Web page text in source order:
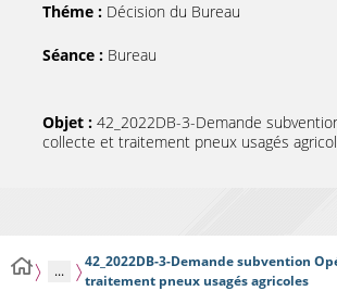
Théme : Décision du Bureau
Séance : Bureau
Objet : 42_2022DB-3-Demande
collecte et traitement pneux usagés
...
42_2022DB-3-Demande subvention
traitement pneux usagés agricoles